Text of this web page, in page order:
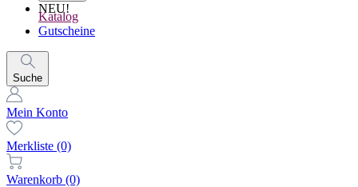
NEU!
Katalog
Gutscheine
Suche
Mein Konto
Merkliste (0)
Warenkorb (0)